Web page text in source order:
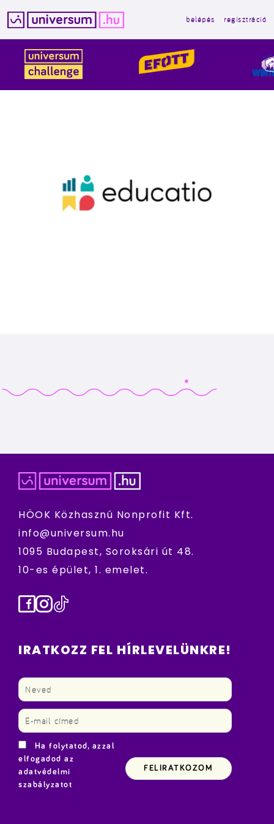
tartalomba
belépés regisztráció
HÖOK Közhasznú Nonprofit Kft.
info@universum.hu
1095 Budapest, Soroksári út 48.
10-es épület, 1. emelet.
Facebook
Instagram
TikTok
IRATKOZZ FEL HÍRLEVELÜNKRE!
Ha folytatod, azzal
elfogadod az
adatvédelmi
szabályzatot